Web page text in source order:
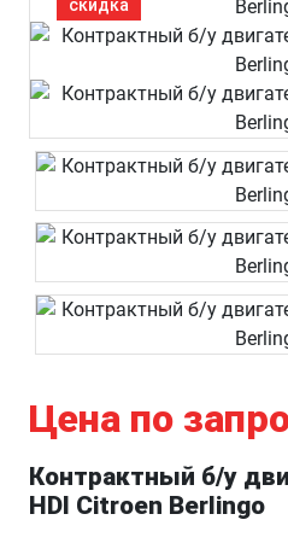
скидка
Цена по
Контрактный б/у
HDI Citroen Berlingo